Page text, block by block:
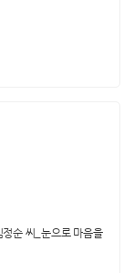
순 씨_눈으로 마음을